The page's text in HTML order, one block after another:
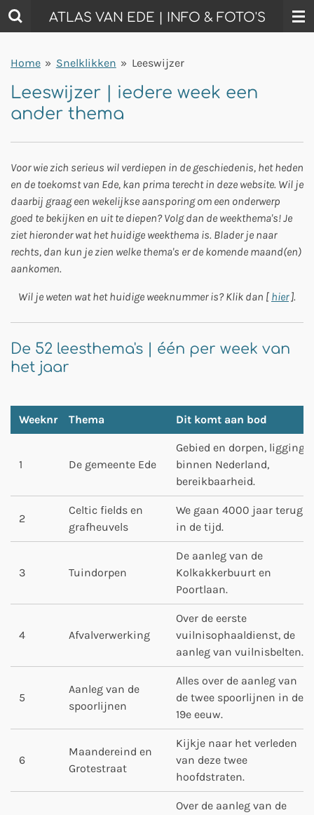
Ga
direct
de
ATLAS VAN EDE | INFO & FOTO'S
Home » Snelklikken » Leeswijzer
Leeswijzer | iedere week een
ander thema
Voor wie zich serieus wil verdiepen in de geschiedenis, het heden
en de toekomst van Ede, kan prima terecht in deze website. Wil je
daarbij graag een wekelijkse aansporing om een onderwerp
goed te bekijken en uit te diepen? Volg dan de weekthema's! Je
ziet hieronder wat het huidige weekthema is. Blader je naar
rechts, dan kun je zien welke thema's er de komende maand(en)
aankomen.
Wil je weten wat het huidige weeknummer is? Klik dan [ hier].
De 52 leesthema's | één per week van
het jaar
Weeknr Thema Dit komt aan bod
1 De gemeente Ede
Gebied en dorpen, ligging
binnen Nederland,
bereikbaarheid.
2
Celtic fields en
grafheuvels
We gaan 4000 jaar terug
in de tijd.
3 Tuindorpen
De aanleg van de
Kolkakkerbuurt en
Poortlaan.
4 Afvalverwerking
Over de eerste
vuilnisophaaldienst, de
aanleg van vuilnisbelten.
5
Aanleg van de
spoorlijnen
Alles over de aanleg van
de twee spoorlijnen in de
19e eeuw.
6
Maandereind en
Grotestraat
Kijkje naar het verleden
van deze twee
hoofdstraten.
Over de aanleg van de